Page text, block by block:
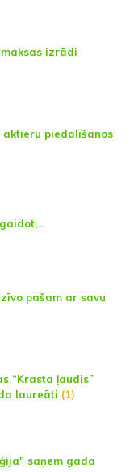
izrādi
piedalīšanos
pašam ar savu
“Krasta ļaudis”
laureāti (1)
saņem gada